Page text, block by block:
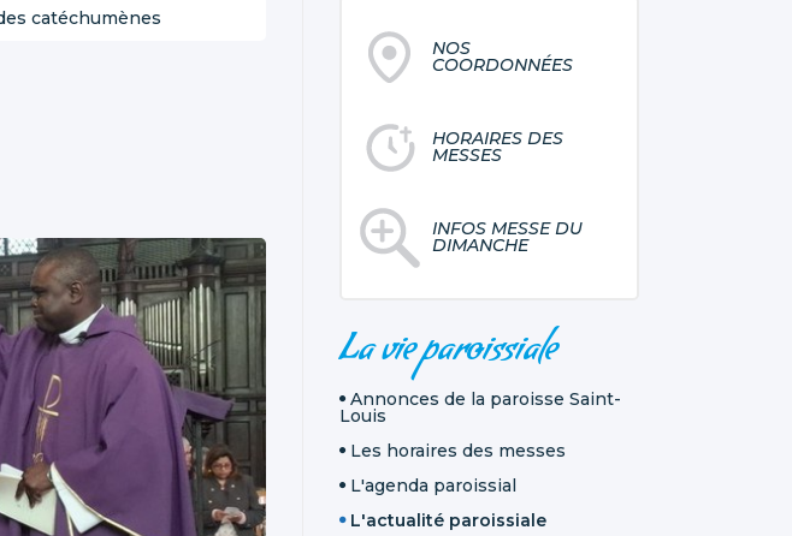
catéchumènes
NOS
COORDONNÉES
HORAIRES DES
MESSES
INFOS MESSE DU
DIMANCHE
La vie paroissiale
Annonces de la paroisse Saint-
Louis
Les horaires des messes
L'agenda paroissial
L'actualité paroissiale